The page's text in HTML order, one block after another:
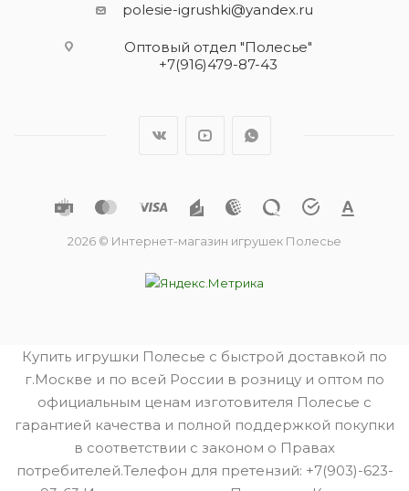
polesie-igrushki@yandex.ru
Оптовый отдел "Полесье"
+7(916)479-87-43
2026 © Интернет-магазин игрушек Полесье
Купить игрушки Полесье с быстрой доставкой по
г.Москве и по всей России в розницу и оптом по
официальным ценам изготовителя Полесье с
гарантией качества и полной поддержкой покупки
в соответствии с законом о Правах
потребителей.Телефон для претензий: +7(903)-623-